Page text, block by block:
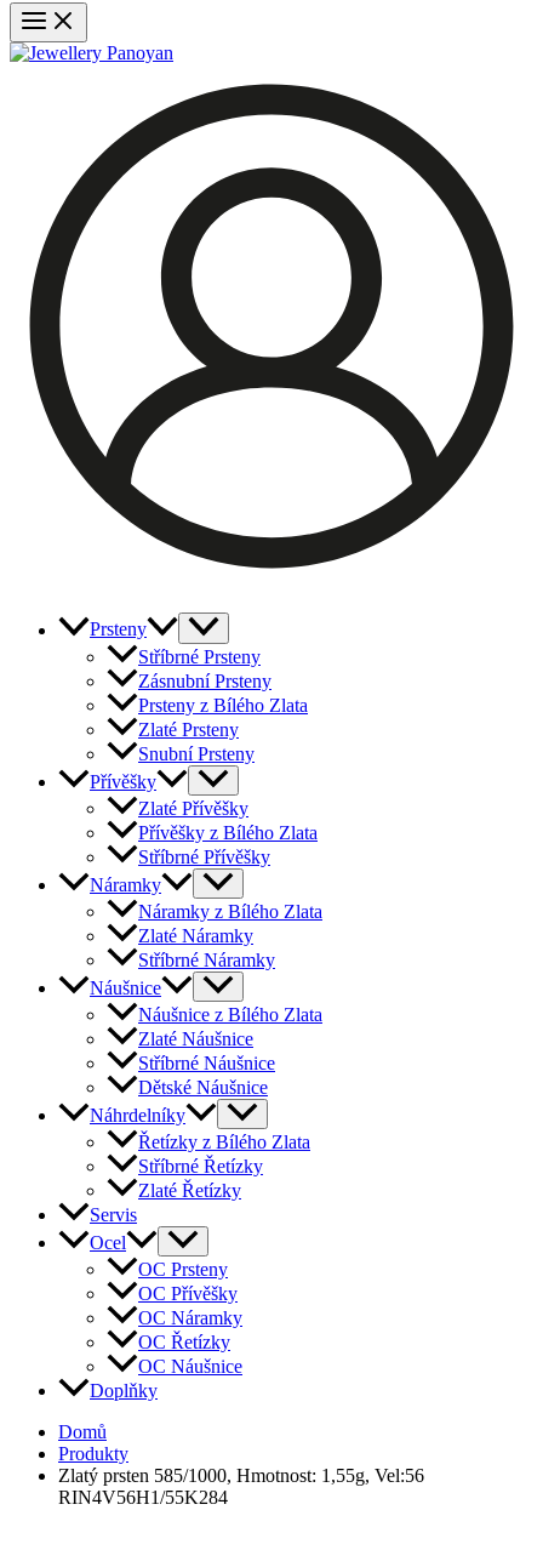
Prsteny
Stříbrné Prsteny
Zásnubní Prsteny
Prsteny z Bílého Zlata
Zlaté Prsteny
Snubní Prsteny
Přívěšky
Zlaté Přívěšky
Přívěšky z Bílého Zlata
Stříbrné Přívěšky
Náramky
Náramky z Bílého Zlata
Zlaté Náramky
Stříbrné Náramky
Náušnice
Náušnice z Bílého Zlata
Zlaté Náušnice
Stříbrné Náušnice
Dětské Náušnice
Náhrdelníky
Řetízky z Bílého Zlata
Stříbrné Řetízky
Zlaté Řetízky
Servis
Ocel
OC Prsteny
OC Přívěšky
OC Náramky
OC Řetízky
OC Náušnice
Doplňky
Domů
Produkty
Zlatý prsten 585/1000, Hmotnost: 1,55g, Vel:56
RIN4V56H1/55K284